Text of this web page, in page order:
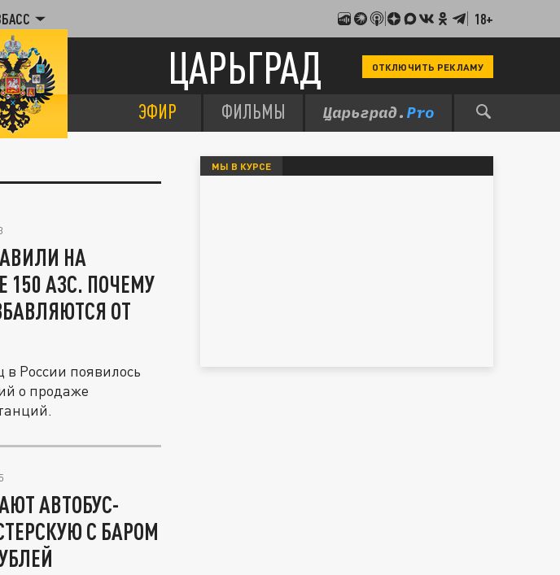
18+
ЦАРЬГРАД ОТКЛЮЧИТЬ РЕКЛАМУ
ЭФИР ФИЛЬМЫ
НА
150 АЗС. ПОЧЕМУ
ОТ
России появилось
о продаже
АВТОБУС-
С БАРОМ
МЫ В КУРСЕ